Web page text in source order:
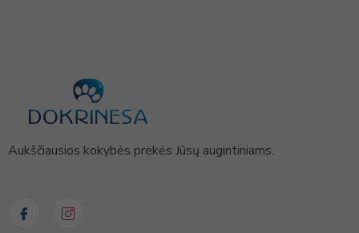
Aukščiausios kokybės prekės Jūsų augintiniams.